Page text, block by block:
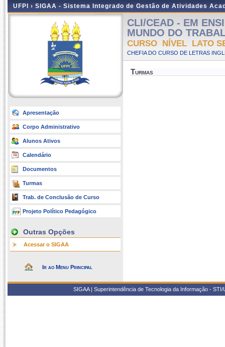
UFPI › SIGAA - Sistema Integrado de Gestão de Atividades
Apresentação
Corpo Administrativo
Alunos Ativos
Calendário
Documentos
Turmas
Trab. de Conclusão de Curso
Projeto Político Pedagógico
Outras Opções
Acessar o SIGAA
Ir ao Menu Principal
CLI/CEAD - EM
MUNDO DO
CURSO NÍVEL LATO
CHEFIA DO CURSO DE LETRAS
Turmas
SIGAA | Superintendência de Tecnologia da Informação -